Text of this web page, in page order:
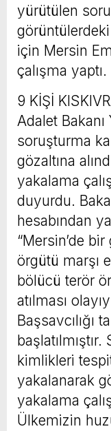
yürütülen
için Mersin
çalışma yaptı.
9 KİŞİ
Adalet Bakanı
soruşturma
gözaltına
yakalama
duyurdu.
hesabından
“Mersin’de
örgütü marşı
bölücü terör
atılması
Başsavcılığı
kimlikleri
yakalanarak
yakalama
Ülkemizin